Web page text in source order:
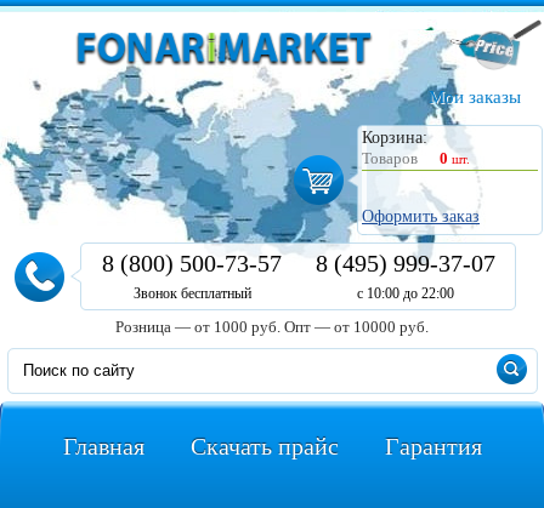
Мои заказы
Корзина:
Товаров
0 шт.
Оформить заказ
8 (800) 500-73-57
Звонок бесплатный
8 (495) 999-37-07
с 10:00 до 22:00
Розница — от 1000 руб. Опт — от 10000 руб.
Главная Скачать прайс Гарантия